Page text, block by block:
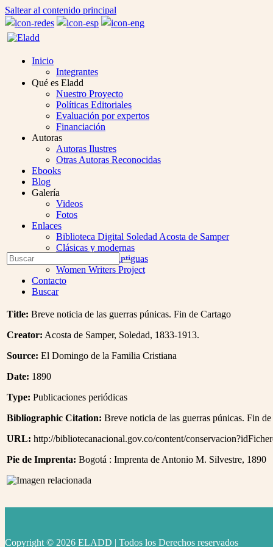
Saltear al contenido principal
Inicio
Integrantes
Qué es Eladd
Nuestro Proyecto
Políticas Editoriales
Evaluación por expertos
Financiación
Autoras
Autoras Ilustres
Otras Autoras Reconocidas
Ebooks
Blog
Galería
Videos
Fotos
Enlaces
Biblioteca Digital Soledad Acosta de Samper
Clásicas y modernas
Colección Las Antiguas
Women Writers Project
Contacto
Buscar
Open
Mobile
Menu
Buscar
Enviar
Title: Breve noticia de las guerras púnicas. Fin de Cartago
Creator: Acosta de Samper, Soledad, 1833-1913.
Source: El Domingo de la Familia Cristiana
Date: 1890
Type: Publicaciones periódicas
Bibliographic Citation: Breve noticia de las guerras púnicas. Fin
URL: http://bibliotecanacional.gov.co/content/
Pie de Imprenta: Bogotá : Imprenta de Antonio M. Silvestre, 1890
Copyright © 2026 ELADD | Todos los Derechos reservados